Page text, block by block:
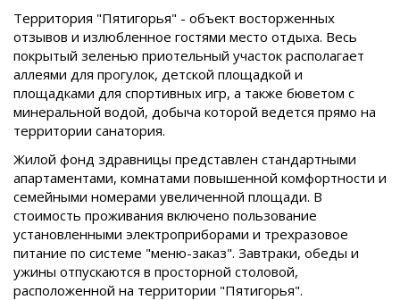
Территория "Пятигорья" - объект восторженных
отзывов и излюбленное гостями место отдыха. Весь
покрытый зеленью приотельный участок располагает
аллеями для прогулок, детской площадкой и
площадками для спортивных игр, а также бюветом с
минеральной водой, добыча которой ведется прямо на
территории санатория.
Жилой фонд здравницы представлен стандартными
апартаментами, комнатами повышенной комфортности и
семейными номерами увеличенной площади. В
стоимость проживания включено пользование
установленными электроприборами и трехразовое
питание по системе "меню-заказ". Завтраки, обеды и
ужины отпускаются в просторной столовой,
расположенной на территории "Пятигорья".